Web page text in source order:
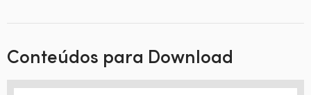
Conteúdos para Download